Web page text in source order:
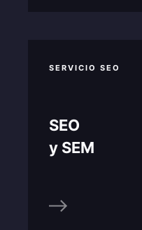
SERVICIO SEO
SEO
y SEM